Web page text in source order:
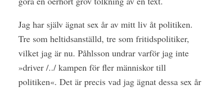
Jag har själv ägnat sex år av mitt liv åt politiken.
Tre som heltidsanställd, tre som fritidspolitiker,
vilket jag är nu. Påhlsson undrar varför jag inte
»driver /../ kampen för fler människor till
politiken«. Det är precis vad jag ägnat dessa sex år